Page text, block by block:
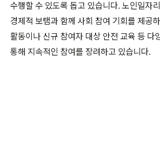
수행할 수 있도록 돕고 있습니다. 노인일자
경제적 보탬과 함께 사회 참여 기회를 제공
활동이나 신규 참여자 대상 안전 교육 등 다
통해 지속적인 참여를 장려하고 있습니다.